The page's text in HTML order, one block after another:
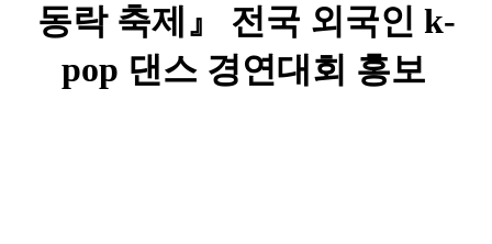
동락 축제』 전국 외국인 k-
pop 댄스 경연대회 홍보